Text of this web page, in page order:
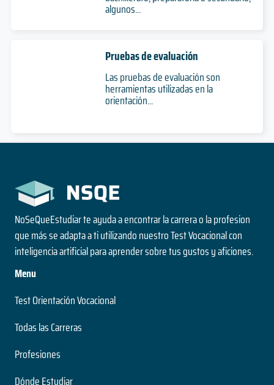
algunos...
Pruebas de evaluación
Las pruebas de evaluación son
herramientas utilizadas en la
orientación...
NoSeQueEstudiar te ayuda a encontrar la carrera o la profesion
que más se adapta a ti utilizando nuestro Test Vocacional con
inteligencia artificial para aprender sobre tus gustos y aficiones.
Menu
Test Orientación Vocacional
Todas las Carreras
Profesiones
Dónde Estudiar